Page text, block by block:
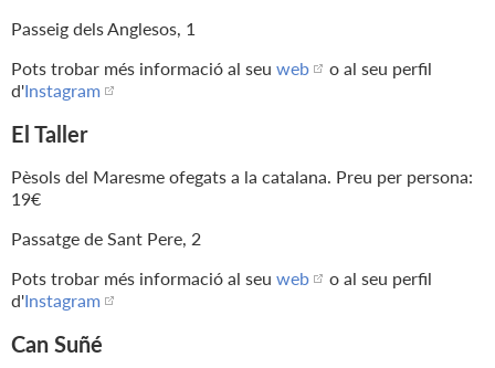
Passeig dels Anglesos, 1
Pots trobar més informació al seu web
o al seu perfil
d'Instagram
El Taller
Pèsols del Maresme ofegats a la catalana. Preu per persona:
19€
Passatge de Sant Pere, 2
Pots trobar més informació al seu web
o al seu perfil
d'Instagram
Can Suñé